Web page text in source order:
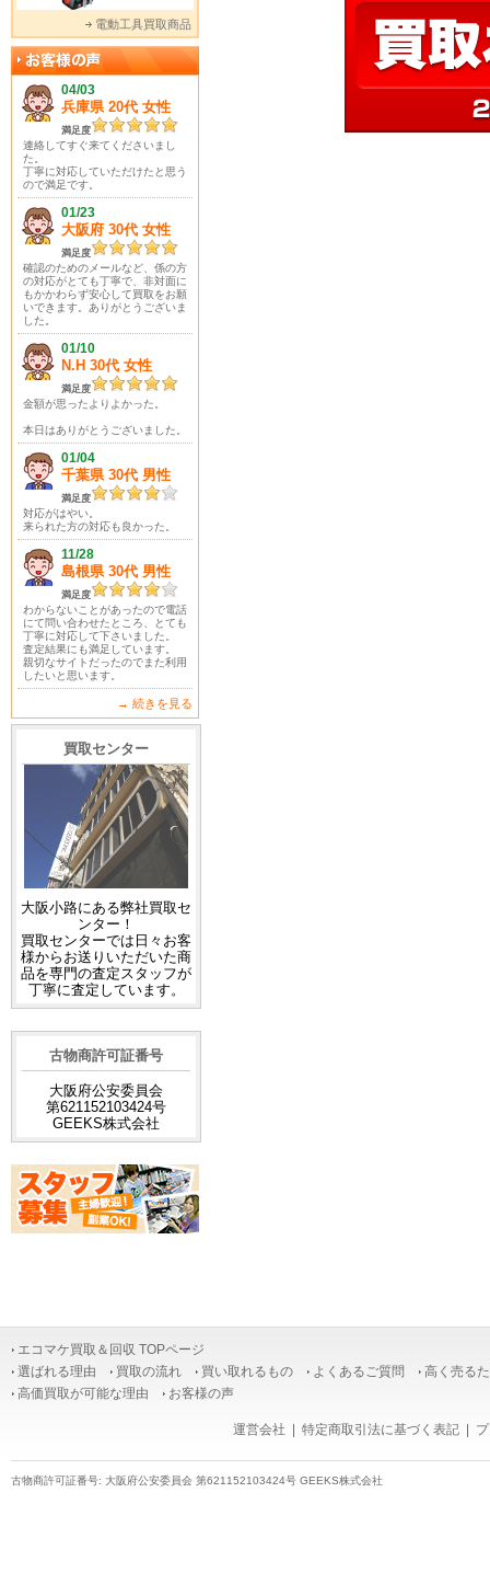
電動工具買取商品
04/03
兵庫県 20代 女性
満足度
連絡してすぐ来てくださいまし
た。
丁寧に対応していただけたと思う
ので満足です。
01/23
大阪府 30代 女性
満足度
確認のためのメールなど、係の方
の対応がとても丁寧で、非対面に
もかかわらず安心して買取をお願
いできます。ありがとうございま
した。
01/10
N.H 30代 女性
満足度
金額が思ったよりよかった。
本日はありがとうございました。
01/04
千葉県 30代 男性
満足度
対応がはやい。
来られた方の対応も良かった。
11/28
島根県 30代 男性
満足度
わからないことがあったので電話
にて問い合わせたところ、とても
丁寧に対応して下さいました。
査定結果にも満足しています。
親切なサイトだったのでまた利用
したいと思います。
→ 続きを見る
買取センター
大阪小路にある弊社買取セ
ンター！
買取センターでは日々お客
様からお送りいただいた商
品を専門の査定スタッフが
丁寧に査定しています。
古物商許可証番号
大阪府公安委員会
第621152103424号
GEEKS株式会社
エコマケ買取＆回収 TOPページ
選ばれる理由
買取の流れ 買い取れるもの よくあるご質問
高く売る
高価買取が可能な理由
お客様の声
運営会社 特定商取引法に基づく表記
古物商許可証番号: 大阪府公安委員会 第621152103424号 GEEKS株式会社